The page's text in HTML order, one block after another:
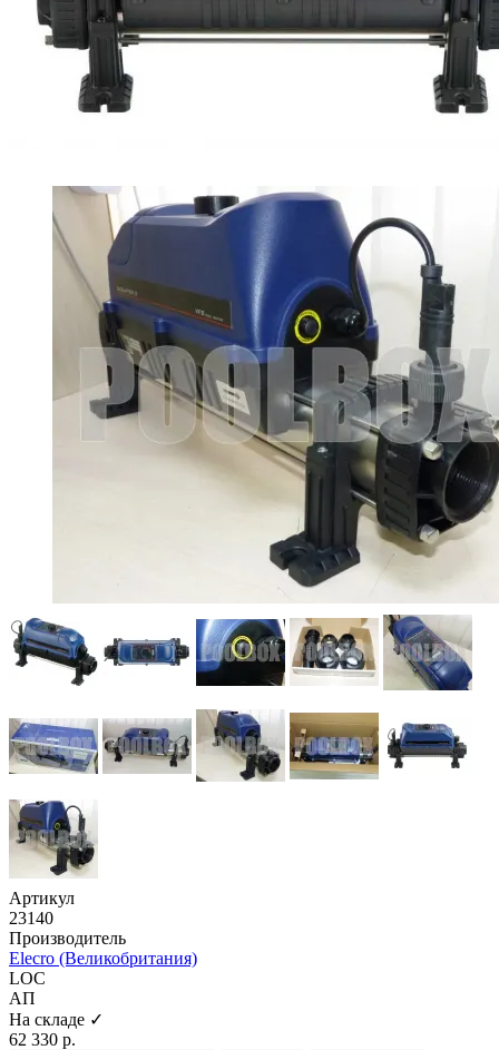
Артикул
23140
Производитель
Elecro (Великобритания)
LOC
АП
На складе ✓
62 330 р.